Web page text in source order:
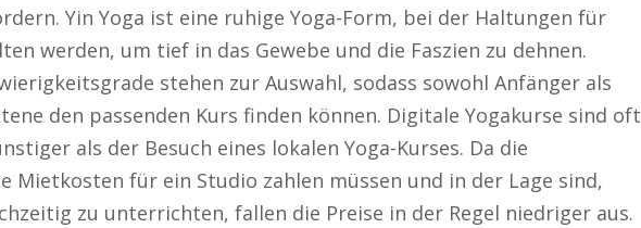
Yin Yoga ist eine ruhige Yoga-Form, bei der Haltungen für
werden, um tief in das Gewebe und die Faszien zu dehnen.
stehen zur Auswahl, sodass sowohl Anfänger als
den passenden Kurs finden können. Digitale Yogakurse sind oft
als der Besuch eines lokalen Yoga-Kurses. Da die
Mietkosten für ein Studio zahlen müssen und in der Lage sind,
zu unterrichten, fallen die Preise in der Regel niedriger aus.